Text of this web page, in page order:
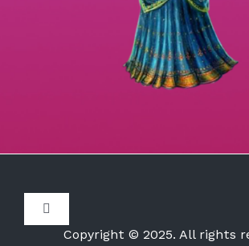
Toggle
Navigation
Copyright © 2025. All rights